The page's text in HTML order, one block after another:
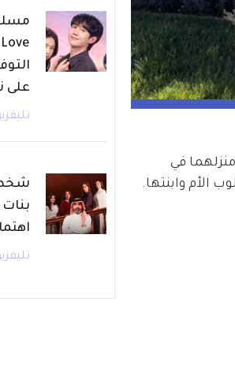
في
الأم وابنتها.
على